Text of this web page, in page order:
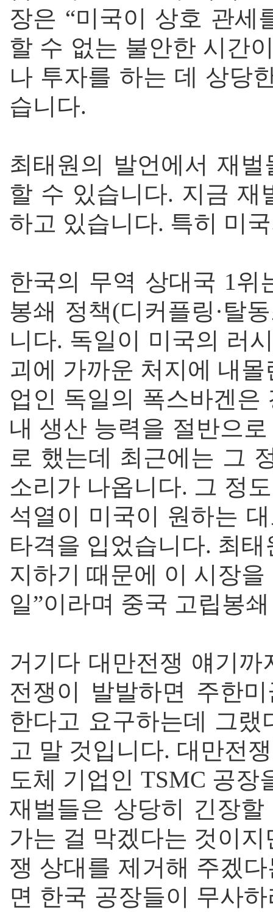
장은 “미국이 상호 관세
할 수 없는 불안한 시간
나 투자를 하는 데 상당
습니다.
최태원의 발언에서 재
할 수 있습니다. 지금 재
하고 있습니다. 특히 미
한국의 무역 상대국 1위
봉쇄 정책(디커플링·탈
니다. 독일이 미국의 러
괴에 가까운 처지에 내
업인 독일의 폭스바겐은
내 생산 능력을 절반으
로 했는데 최근에는 그
소리가 나옵니다. 그 정
석열이 미국이 원하는
타격을 입었습니다. 최
지하기 때문에 이 시장
일”이라며 중국 고립봉
거기다 대만전쟁 얘기
전쟁이 발발하면 주한
한다고 요구하는데 그
고 말 것입니다. 대만전
도체 기업인 TSMC 공
재벌들은 상당히 긴장
가는 걸 막겠다는 것이
쟁 상대를 제거해 주겠
면 한국 공장들이 무사